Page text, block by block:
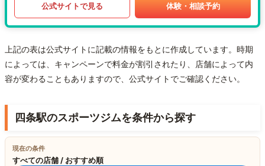
公式サイトで見る 体験・相談予約
上記の表は公式サイトに記載の情報をもとに作成しています。時期
によっては、キャンペーンで料金が割引されたり、店舗によって内
容が変わることもありますので、公式サイトでご確認ください。
四条駅のスポーツジムを条件から探す
現在の条件
すべての店舗 / おすすめ順